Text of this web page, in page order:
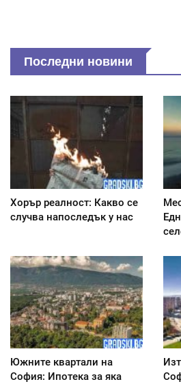
Последни новини
Хорър реалност: Какво се
случва напоследък у нас
Южните квартали на
София: Ипотека за яка